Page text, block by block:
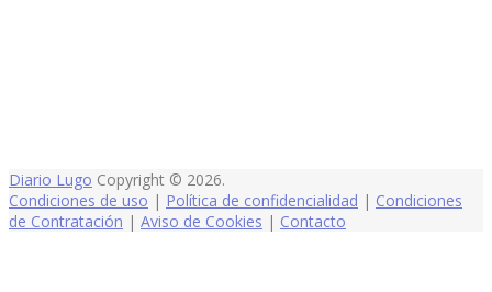
Diario Lugo Copyright © 2026.
Condiciones de uso | Política de confidencialidad | Condiciones
de Contratación | Aviso de Cookies | Contacto